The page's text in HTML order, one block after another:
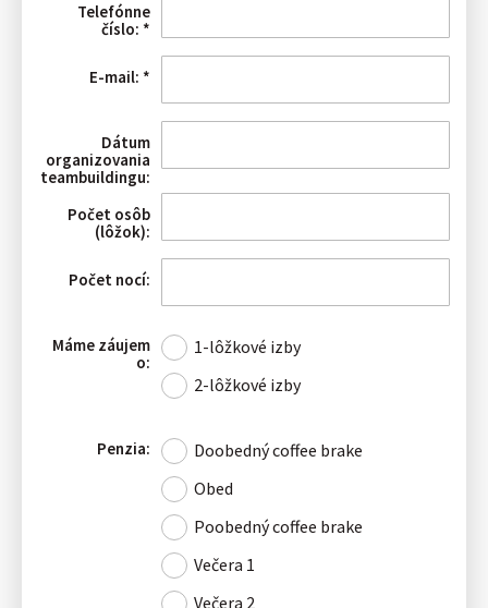
Telefónne
číslo: *
E-mail: *
Dátum
organizovania
teambuildingu:
Počet osôb
(lôžok):
Počet nocí:
Máme záujem
o:
1-lôžkové izby
2-lôžkové izby
Penzia:
Doobedný coffee brake
Obed
Poobedný coffee brake
Večera 1
Večera 2